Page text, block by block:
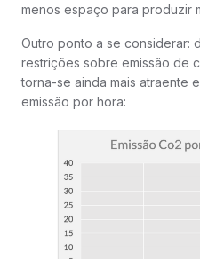
menos espaço para produzir
Outro ponto a se considerar:
restrições sobre emissão de
torna-se ainda mais atraente
emissão por hora: